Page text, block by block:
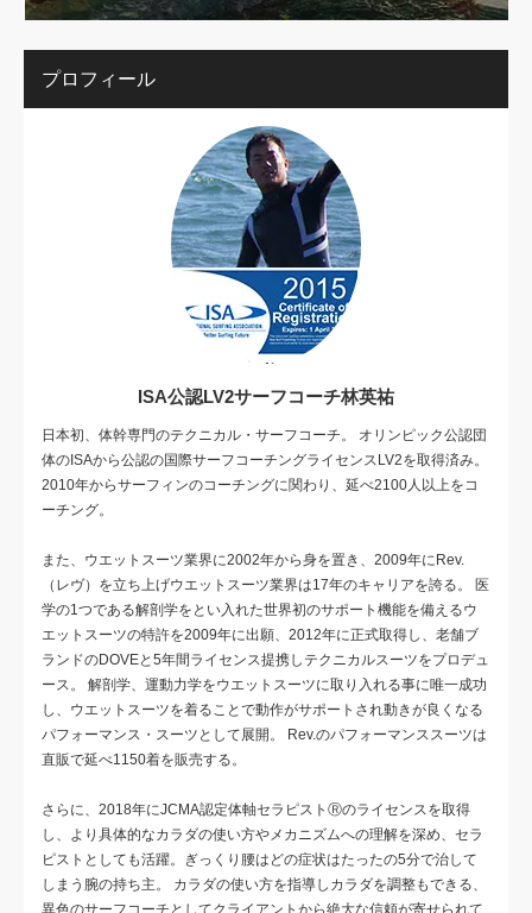
プロフィール
ISA公認LV2サーフコーチ林英祐
日本初、体幹専門のテクニカル・サーフコーチ。 オリンピック公認団
体のISAから公認の国際サーフコーチングライセンスLV2を取得済み。
2010年からサーフィンのコーチングに関わり、延べ2100人以上をコ
ーチング。
また、ウエットスーツ業界に2002年から身を置き、2009年にRev.
（レヴ）を立ち上げウエットスーツ業界は17年のキャリアを誇る。 医
学の1つである解剖学をとい入れた世界初のサポート機能を備えるウ
エットスーツの特許を2009年に出願、2012年に正式取得し、老舗ブ
ランドのDOVEと5年間ライセンス提携しテクニカルスーツをプロデュ
ース。 解剖学、運動力学をウエットスーツに取り入れる事に唯一成功
し、ウエットスーツを着ることで動作がサポートされ動きが良くなる
パフォーマンス・スーツとして展開。 Rev.のパフォーマンススーツは
直販で延べ1150着を販売する。
さらに、2018年にJCMA認定体軸セラピストⓇのライセンスを取得
し、より具体的なカラダの使い方やメカニズムへの理解を深め、セラ
ピストとしても活躍。ぎっくり腰はどの症状はたったの5分で治して
しまう腕の持ち主。 カラダの使い方を指導しカラダを調整もできる、
異色のサーフコーチとしてクライアントから絶大な信頼が寄せられて